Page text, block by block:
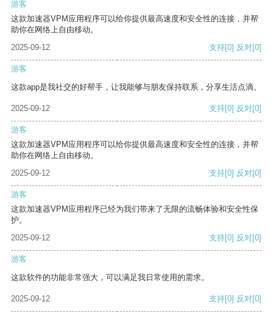
游客
这款加速器VPM应用程序可以给你提供最高速度和安全性的连接，并帮
助你在网络上自由移动。
2025-09-12
支持[0] 反对[0]
游客
这款app是我社交的好帮手，让我能够与朋友保持联系，分享生活点滴。
2025-09-12 支持[0] 反对[0]
游客
这款加速器VPM应用程序可以给你提供最高速度和安全性的连接，并帮
助你在网络上自由移动。
2025-09-12
支持[0] 反对[0]
游客
这款加速器VPM应用程序已经为我们带来了无限的流畅体验和安全性保
护。
2025-09-12
支持[0] 反对[0]
游客
这款软件的功能非常强大，可以满足我日常使用的需求。
2025-09-12 支持[0] 反对[0]